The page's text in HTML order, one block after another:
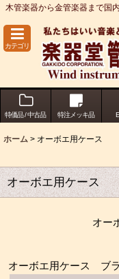
木管楽器から金管楽器まで国
カテゴリ
特価品 / 中古品 特注メッキ品
ホーム > オーボエ用ケース
オーボエ用ケース
オー
オーボエ用ケース ブ